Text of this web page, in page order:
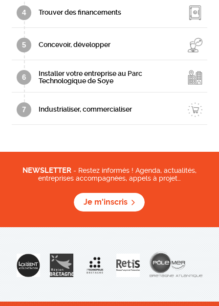
4 Trouver des financements
5 Concevoir, développer
6
Installer votre entreprise au Parc
Technologique de Soye
7 Industrialiser, commercialiser
NEWSLETTER - Restez informés ! Agenda, actualités,
entreprises accompagnées, appels à projet…
Je m'inscris